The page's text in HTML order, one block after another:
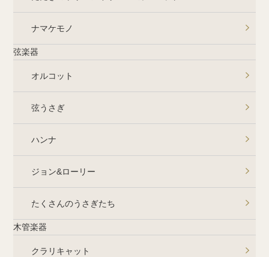
ナマケモノ
弦楽器
オルコット
弦うさぎ
ハンナ
ジョン&ローリー
たくさんのうさぎたち
木管楽器
クラリキャット